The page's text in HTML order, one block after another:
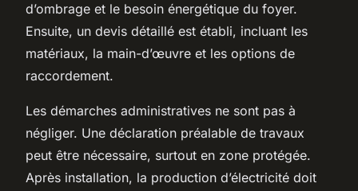
d’ombrage et le besoin énergétique du foyer.
Ensuite, un devis détaillé est établi, incluant les
matériaux, la main-d’œuvre et les options de
raccordement.
Les démarches administratives ne sont pas à
négliger. Une déclaration préalable de travaux
peut être nécessaire, surtout en zone protégée.
Après installation, la production d’électricité doit